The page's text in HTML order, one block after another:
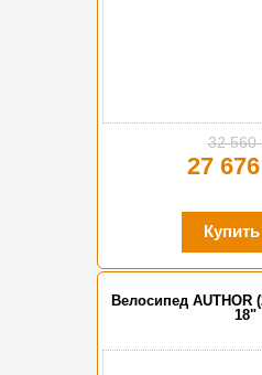
32 560
27
Купить
Велосипед AUTHOR
18"